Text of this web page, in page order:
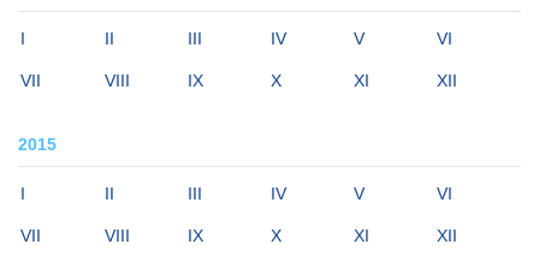
I II III IV V VI
VII VIII IX X XI XII
2015
I II III IV V VI
VII VIII IX X XI XII